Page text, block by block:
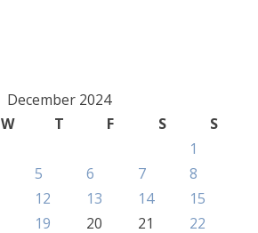
December 2024
W T F S
S
1
5 6 7
8
12 13 14
15
19 20 21
22